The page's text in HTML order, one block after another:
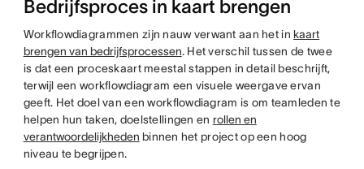
Bedrijfsproces in kaart brengen
Workflowdiagrammen zijn nauw verwant aan het in kaart
brengen van bedrijfsprocessen. Het verschil tussen de twee
is dat een proceskaart meestal stappen in detail beschrijft,
terwijl een workflowdiagram een visuele weergave ervan
geeft. Het doel van een workflowdiagram is om teamleden te
helpen hun taken, doelstellingen en rollen en
verantwoordelijkheden binnen het project op een hoog
niveau te begrijpen.